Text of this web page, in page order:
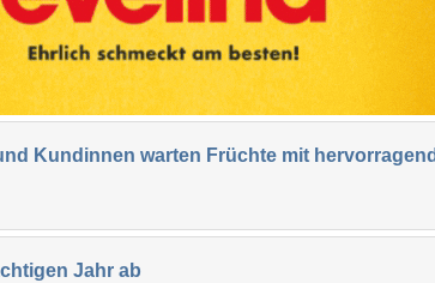
Kundinnen warten Früchte mit
Jahr ab